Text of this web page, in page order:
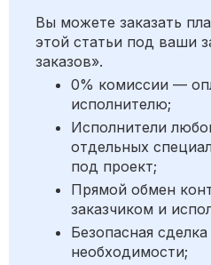
Вы можете заказать
этой статьи под ваши
заказов».
0% комиссии —
исполнителю;
Исполнители
отдельных
под проект;
Прямой обмен
заказчиком и
Безопасная
необходимости;